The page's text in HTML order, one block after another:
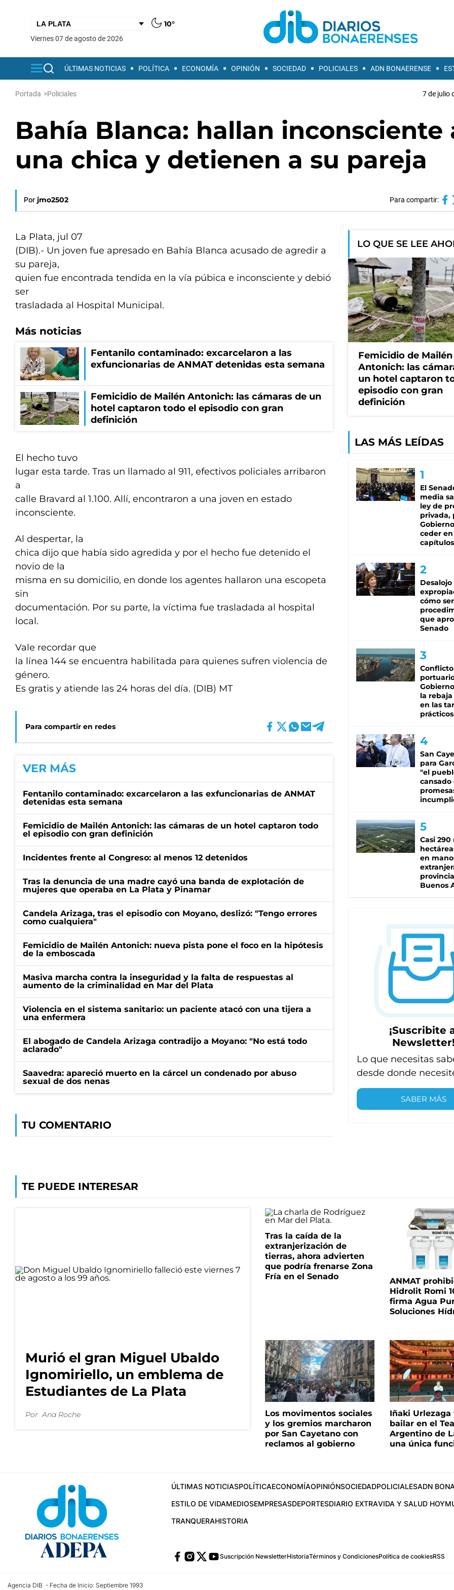
10°
viernes 07 de agosto de 2026
ÚLTIMAS NOTICIAS POLÍTICA ECONOMÍA OPINIÓN SOCIEDAD POLICIALES ADN BONAERENSE
Portada >Policiales 7 de julio
Bahía Blanca: hallan inconsciente
una chica y detienen a su pareja
Por jmo2502 Para compartir:
La Plata, jul 07
(DIB).- Un joven fue apresado en Bahía Blanca acusado de agredir a
su pareja,
quien fue encontrada tendida en la vía púbica e inconsciente y debió
ser
trasladada al Hospital Municipal.
Más noticias
Fentanilo contaminado: excarcelaron a las
exfuncionarias de ANMAT detenidas esta semana
Femicidio de Mailén Antonich: las cámaras de un
hotel captaron todo el episodio con gran
definición
El hecho tuvo
lugar esta tarde. Tras un llamado al 911, efectivos policiales arribaron
a
calle Bravard al 1.100. Allí, encontraron a una joven en estado
inconsciente.
Al despertar, la
chica dijo que había sido agredida y por el hecho fue detenido el
novio de la
misma en su domicilio, en donde los agentes hallaron una escopeta
sin
documentación. Por su parte, la víctima fue trasladada al hospital
local.
Vale recordar que
la línea 144 se encuentra habilitada para quienes sufren violencia de
género.
Es gratis y atiende las 24 horas del día. (DIB) MT
Para compartir en redes
VER MÁS
Fentanilo contaminado: excarcelaron a las exfuncionarias de ANMAT
detenidas esta semana
Femicidio de Mailén Antonich: las cámaras de un hotel captaron todo
el episodio con gran definición
Incidentes frente al Congreso: al menos 12 detenidos
Tras la denuncia de una madre cayó una banda de explotación de
mujeres que operaba en La Plata y Pinamar
Candela Arizaga, tras el episodio con Moyano, deslizó: "Tengo errores
como cualquiera"
Femicidio de Mailén Antonich: nueva pista pone el foco en la hipótesis
de la emboscada
Masiva marcha contra la inseguridad y la falta de respuestas al
aumento de la criminalidad en Mar del Plata
Violencia en el sistema sanitario: un paciente atacó con una tijera a
una enfermera
El abogado de Candela Arizaga contradijo a Moyano: "No está todo
aclarado"
Saavedra: apareció muerto en la cárcel un condenado por abuso
sexual de dos nenas
TU COMENTARIO
LO QUE SE LEE
Femicidio de Mailén
Antonich: las
un hotel captaron
episodio con gran
definición
LAS MÁS LEÍDAS
El
media
ley de
privada,
ceder
capítulos
cómo
que
Senado
Conflicto
la rebaja
en las
prácticos
San
para
"el
cansado
Casi 290
en
Buenos
¡Suscribite
Newsletter!
Lo que necesitas
desde donde
SABER MÁS
TE PUEDE INTERESAR
Murió el gran Miguel Ubaldo
Ignomiriello, un emblema de
Estudiantes de La Plata
Por Ana Roche
Tras la caída de la
extranjerización de
tierras, ahora advierten
que podría frenarse Zona
Fría en el Senado
ANMAT
Hidrolit Romi
firma Agua
Soluciones
Los movimentos sociales
y los gremios marcharon
por San Cayetano con
reclamos al gobierno
Iñaki Urlezaga
bailar en el
Argentino de
una única
ÚLTIMAS NOTICIASPOLÍTICAECONOMÍAOPINIÓNSOCIEDADPOLICIALESADN
ESTILO DE VIDAMEDIOSEMPRESASDEPORTESDIARIO EXTRAVIDA Y SALUD HOY
TRANQUERAHISTORIA
Suscripción NewsletterHistoriaTérminos y CondicionesPolítica de cookiesRSS
Agencia DIB - Fecha de Inicio: Septiembre 1993